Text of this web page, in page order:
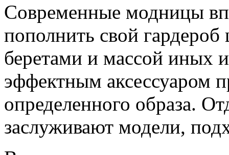
Современные модницы
пополнить свой
беретами и массой иных
эффектным аксессуаром
определенного образа.
заслуживают модели,